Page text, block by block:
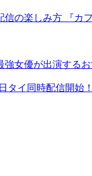
の楽しみ方 『カ
女優が出演する
タイ同時配信開始